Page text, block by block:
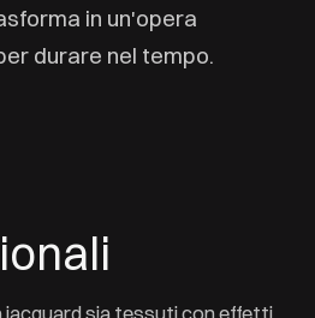
in un'opera
durare nel tempo.
jacquard sia tessuti con effetti